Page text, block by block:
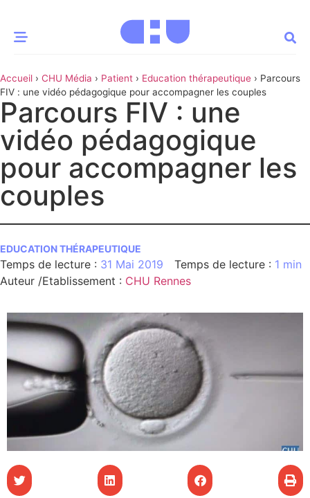
MOMENT
Innovation
& patrimoine Patient
nous
des CHU
articles
santé
santé
Accueil › CHU Média › Patient › Education thérapeutique › Parcours
FIV : une vidéo pédagogique pour accompagner les couples
Parcours FIV : une
vidéo pédagogique
pour accompagner les
couples
EDUCATION THÉRAPEUTIQUE
31 Mai 2019
1 min
Auteur /Etablissement : CHU Rennes